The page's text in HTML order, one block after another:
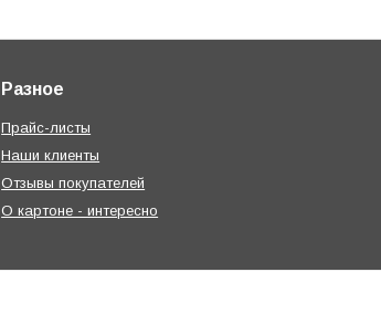
Разное
Прайс-листы
Наши клиенты
Отзывы покупателей
О картоне - интересно